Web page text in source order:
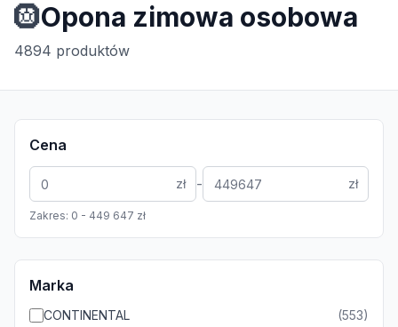
🛞Opona zimowa osobowa
4894 produktów
Cena
zł - zł
Zakres: 0 - 449 647 zł
Marka
CONTINENTAL (553)